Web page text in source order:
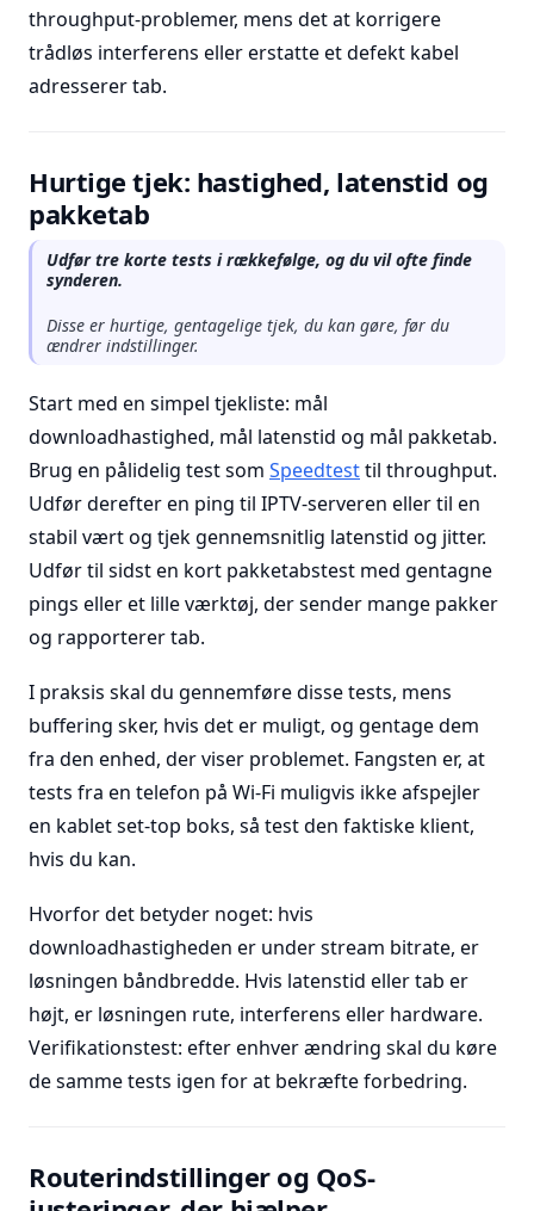
throughput-problemer, mens det at korrigere
trådløs interferens eller erstatte et defekt kabel
adresserer tab.
Hurtige tjek: hastighed, latenstid og
pakketab
Udfør tre korte tests i rækkefølge, og du vil ofte finde
synderen.
Disse er hurtige, gentagelige tjek, du kan gøre, før du
ændrer indstillinger.
Start med en simpel tjekliste: mål
downloadhastighed, mål latenstid og mål pakketab.
Brug en pålidelig test som Speedtesttil throughput.
Udfør derefter en ping til IPTV-serveren eller til en
stabil vært og tjek gennemsnitlig latenstid og jitter.
Udfør til sidst en kort pakketabstest med gentagne
pings eller et lille værktøj, der sender mange pakker
og rapporterer tab.
I praksis skal du gennemføre disse tests, mens
buffering sker, hvis det er muligt, og gentage dem
fra den enhed, der viser problemet. Fangsten er, at
tests fra en telefon på Wi-Fi muligvis ikke afspejler
en kablet set-top boks, så test den faktiske klient,
hvis du kan.
Hvorfor det betyder noget: hvis
downloadhastigheden er under stream bitrate, er
løsningen båndbredde. Hvis latenstid eller tab er
højt, er løsningen rute, interferens eller hardware.
Verifikationstest: efter enhver ændring skal du køre
de samme tests igen for at bekræfte forbedring.
Routerindstillinger og QoS-